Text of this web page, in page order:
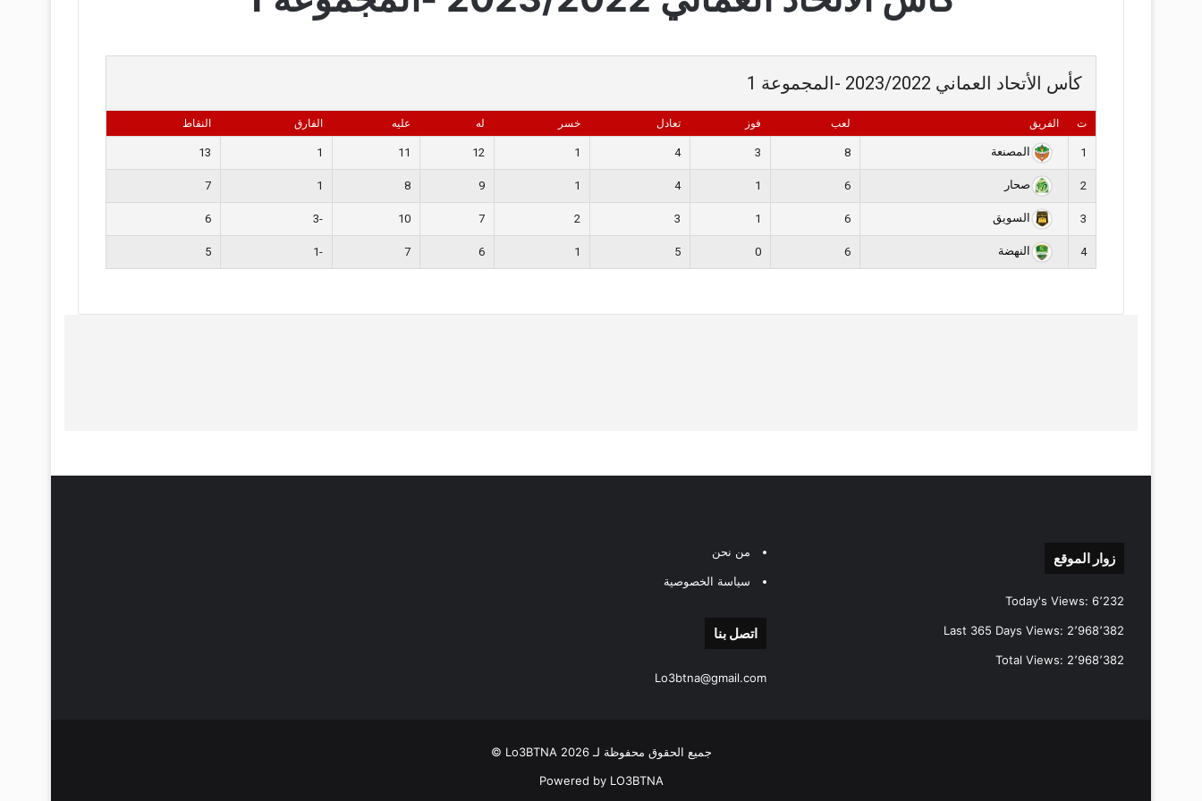
كأس الأتحاد العماني 2023/2022 -المجموعة 1
ت الفريق لعب فوز تعادل خسر له عليه الفارق النقاط
1 المصنعة 8
3
4
1
12
11
1
13
2 صحار 6
1
4
1
9
8
1
7
3 السويق 6
1
3
2
7
10
-3
6
4 النهضة 6
0
5
1
6
7
-1
5
زوار الموقع
Today's Views: 6٬232
Last 365 Days Views: 2٬968٬382
Total Views: 2٬968٬382
من نحن
سياسة الخصوصية
اتصل بنا
Lo3btna@gmail.com
جميع الحقوق محفوظة لـ Lo3BTNA 2026 ©
Powered by LO3BTNA